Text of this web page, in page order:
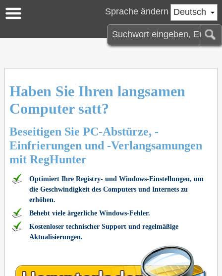
Deutsch
Sprache ändern
Haben Sie Ihren langsamen
Computer satt?
Beseitigen Sie PC-Abstürze, -
Einfrierungen und -Verlangsamungen
mit RegHunter
Optimiert Ihre Registry- und Windows-Einstellungen, um
die Geschwindigkeit des Computers und Internets zu
erhöhen.
Behebt viele ärgerliche Windows-Fehler.
Kostenloser technischer Support und regelmäßige
Aktualisierungen.